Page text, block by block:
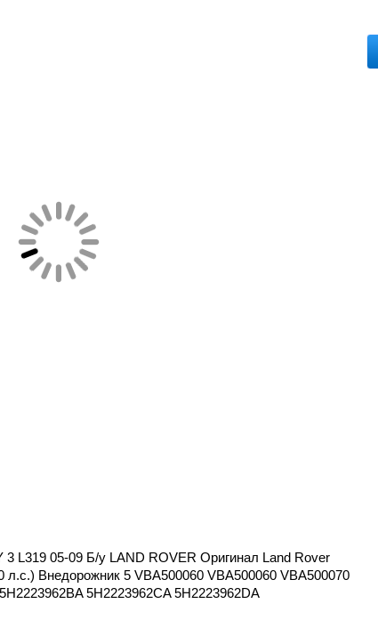
L319 05-09 Б/у LAND ROVER Оригинал Land Rover
л.с.) Внедорожник 5 VBA500060 VBA500060 VBA500070
5H2223962CA 5H2223962DA